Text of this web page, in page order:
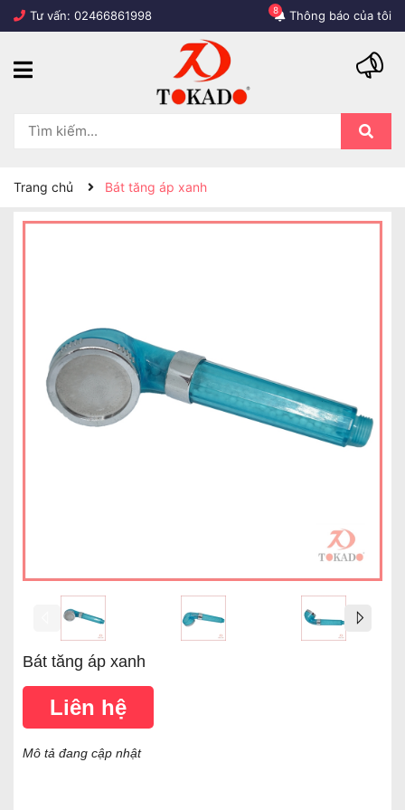
Tư vấn: 02466861998 Thông báo của tôi
8
Trang chủ Bát tăng áp xanh
Bát tăng áp xanh
Liên hệ
Mô tả đang cập nhật